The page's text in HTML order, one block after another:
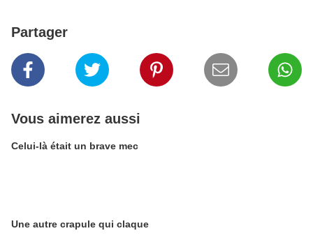
Partager
Vous aimerez aussi
Celui-là était un brave mec
Une autre crapule qui claque